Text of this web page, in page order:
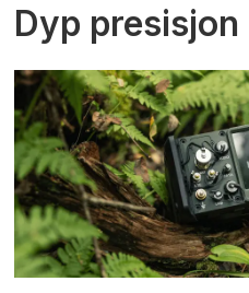
Dyp presisjon